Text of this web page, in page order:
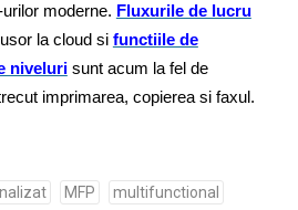
moderne. Fluxurile de lucru
la cloud si functiile de
nivelurisunt acum la fel de
imprimarea, copierea si faxul.
MFP multifunctional